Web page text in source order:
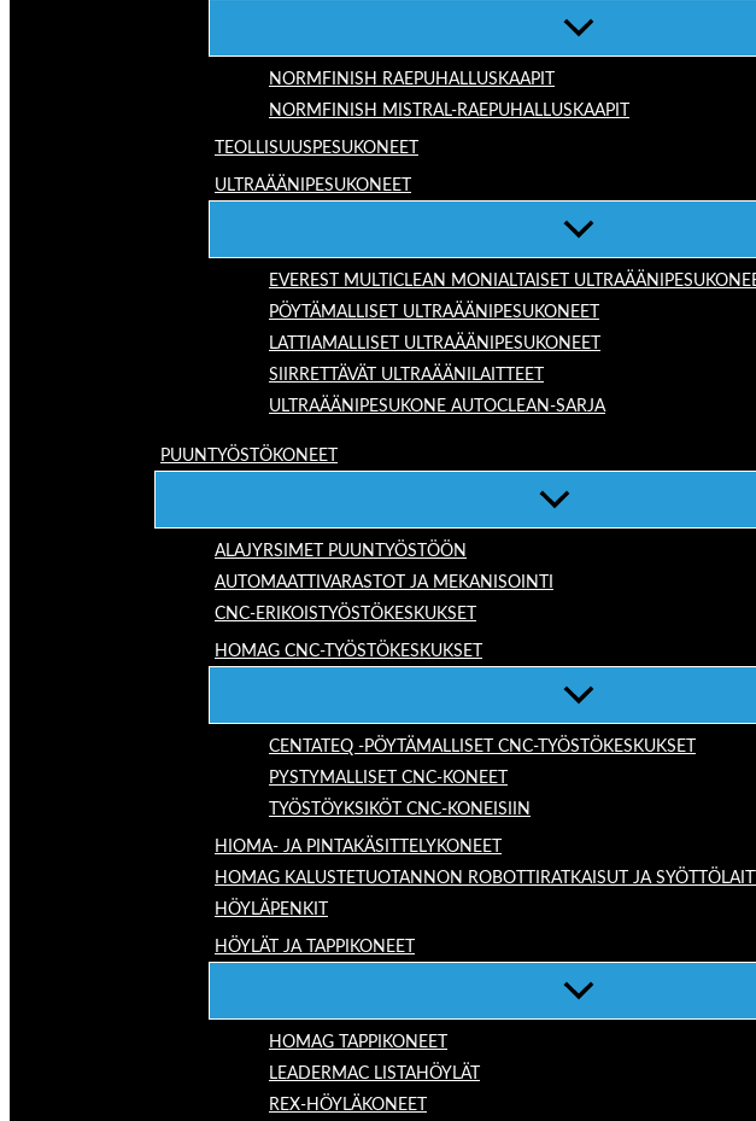
NORMFINISH RAEPUHALLUSKAAPIT
NORMFINISH MISTRAL-RAEPUHALLUSKAAPIT
TEOLLISUUSPESUKONEET
ULTRAÄÄNIPESUKONEET
EVEREST MULTICLEAN MONIALTAISET
PÖYTÄMALLISET ULTRAÄÄNIPESUKONEET
LATTIAMALLISET ULTRAÄÄNIPESUKONEET
SIIRRETTÄVÄT ULTRAÄÄNILAITTEET
ULTRAÄÄNIPESUKONE AUTOCLEAN-SARJA
PUUNTYÖSTÖKONEET
ALAJYRSIMET PUUNTYÖSTÖÖN
AUTOMAATTIVARASTOT JA MEKANISOINTI
CNC-ERIKOISTYÖSTÖKESKUKSET
HOMAG CNC-TYÖSTÖKESKUKSET
CENTATEQ -PÖYTÄMALLISET CNC-TYÖSTÖKESKUKSET
PYSTYMALLISET CNC-KONEET
TYÖSTÖYKSIKÖT CNC-KONEISIIN
HIOMA- JA PINTAKÄSITTELYKONEET
HOMAG KALUSTETUOTANNON ROBOTTIRATKAISUT JA
HÖYLÄPENKIT
HÖYLÄT JA TAPPIKONEET
HOMAG TAPPIKONEET
LEADERMAC LISTAHÖYLÄT
REX-HÖYLÄKONEET